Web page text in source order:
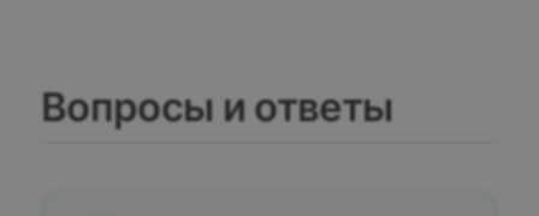
Вопросы и ответы